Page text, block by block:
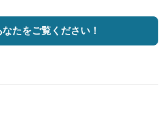
たをご覧ください！